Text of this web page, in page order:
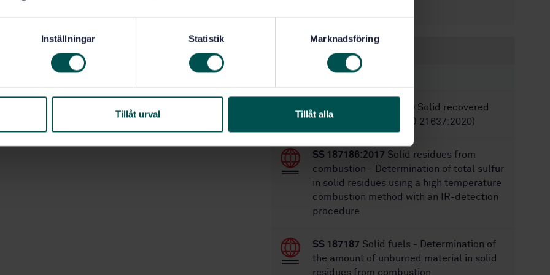
Inställningar Statistik Marknadsföring
Tillåt urval Tillåt alla
Within the same area
SS-EN ISO 21637:2020 Solid recovered
fuels - Vocabulary (ISO 21637:2020)
SS 187186:2017 Solid residues from
combustion - Determination of total sulfur
in solid residues using a high temperature
combustion method with an IR-detection
procedure
SS 187187 Solid fuels - Determination of
the amount of unburned material in solid
residues from combustion